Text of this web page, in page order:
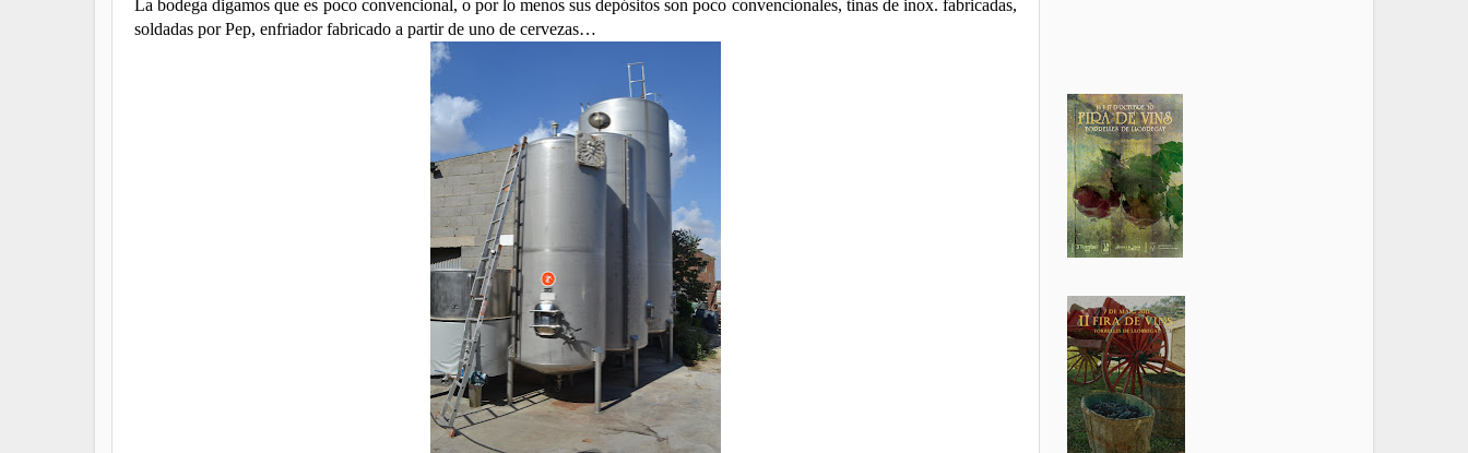
La bodega digamos que es poco convencional, o por lo menos sus depósitos son poco convencionales, tinas de inox. fabricadas,
soldadas por Pep, enfriador fabricado a partir de uno de cervezas…